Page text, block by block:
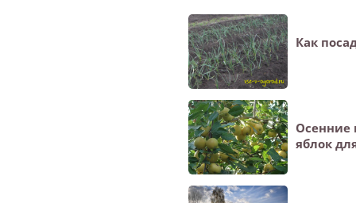
Как
Осенние
яблок